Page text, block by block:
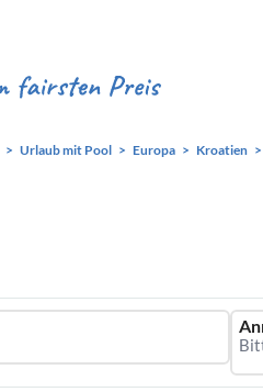
Urlaub mit Pool Europa Kroatien